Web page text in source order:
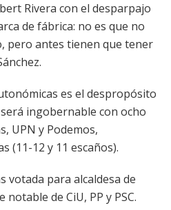
Rivera con el desparpajo
de fábrica: no es que no
pero antes tienen que tener
es el despropósito
ingobernable con ocho
UPN y Podemos,
(11-12 y 11 escaños).
votada para alcaldesa de
de CiU, PP y PSC.